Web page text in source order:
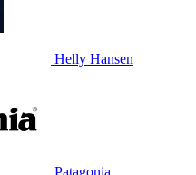
Helly Hansen
Patagonia